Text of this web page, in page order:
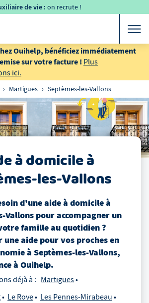
de vie : on recrute !
Ouihelp, bénéficiez immédiatement
sur votre facture ! Plus
ici.
› Martigues › Septèmes-les-Vallons
à domicileà
les-Vallons
d'une aide à domicileà
Vallons pour accompagner un
famille au quotidien ?
aide pour vos proches en
à Septèmes-les-Vallons,
à Ouihelp.
déjà à : Martigues
Le Rove
Les Pennes-Mirabeau